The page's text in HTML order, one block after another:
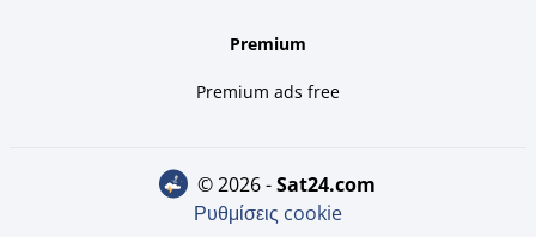
Premium
Premium ads free
© 2026 - sat24.com
Ρυθμίσεις cookie